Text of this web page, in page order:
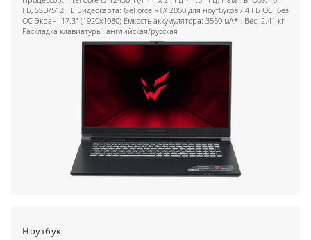
ГБ, SSD/512 ГБ Видеокарта: GeForce RTX 2050 для ноутбуков / 4 ГБ ОС: без
ОС Экран: 17.3" (1920x1080) Емкость аккумулятора: 3560 мА*ч Вес: 2.41 кг
Раскладка клавиатуры: английская/русская
Ноутбук